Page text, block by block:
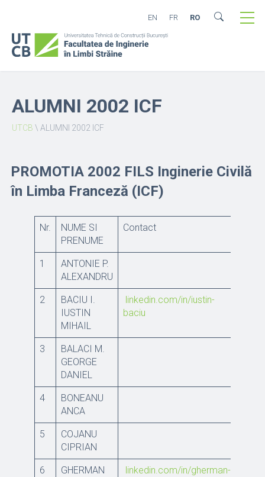
EN FR RO
ALUMNI 2002 ICF
UTCB \ ALUMNI 2002 ICF
PROMOTIA 2002 FILS Inginerie Civilă
în Limba Franceză (ICF)
Nr.
NUME SI
PRENUME
Contact
1
ANTONIE P.
ALEXANDRU
2
BACIU I.
IUSTIN
MIHAIL
linkedin.com/in/iustin-
baciu
3
BALACI M.
GEORGE
DANIEL
4
BONEANU
ANCA
5
COJANU
CIPRIAN
6
GHERMAN
linkedin.com/in/gherman-